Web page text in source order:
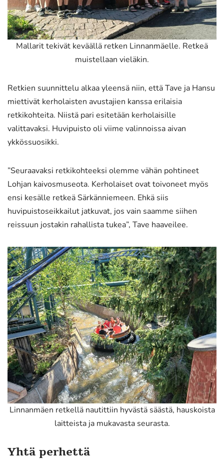
Mallarit tekivät keväällä retken Linnanmäelle. Retkeä
muistellaan vieläkin.
Retkien suunnittelu alkaa yleensä niin, että Tave ja Hansu
miettivät kerholaisten avustajien kanssa erilaisia
retkikohteita. Niistä pari esitetään kerholaisille
valittavaksi. Huvipuisto oli viime valinnoissa aivan
ykkössuosikki.
”Seuraavaksi retkikohteeksi olemme vähän pohtineet
Lohjan kaivosmuseota. Kerholaiset ovat toivoneet myös
ensi kesälle retkeä Särkänniemeen. Ehkä siis
huvipuistoseikkailut jatkuvat, jos vain saamme siihen
reissuun jostakin rahallista tukea”, Tave haaveilee.
Linnanmäen retkellä nautittiin hyvästä säästä, hauskoista
laitteista ja mukavasta seurasta.
Yhtä perhettä